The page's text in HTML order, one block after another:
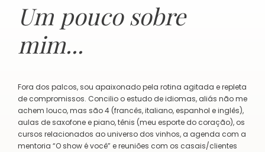
Um pouco sobre
mim...
Fora dos palcos, sou apaixonado pela rotina agitada e repleta
de compromissos. Concilio o estudo de idiomas, aliás não me
achem louco, mas são 4 (francês, italiano, espanhol e inglês),
aulas de saxofone e piano, tênis (meu esporte do coração), os
cursos relacionados ao universo dos vinhos, a agenda com a
mentoria “O show é você” e reuniões com os casais/clientes